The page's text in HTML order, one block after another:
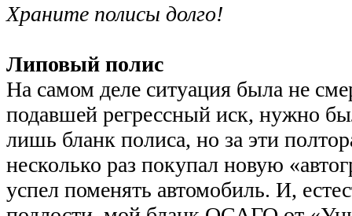
Храните полисы долго!
Липовый полис
На самом деле ситуация была не
подавшей регрессный иск, нужно
лишь бланк полиса, но за эти
несколько раз покупал новую
успел поменять автомобиль. И,